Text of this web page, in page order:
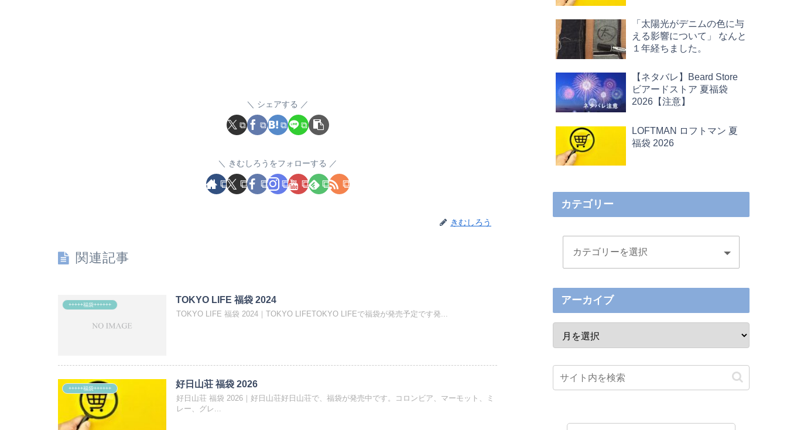
シェアする
きむしろうをフォローする
きむしろう
関連記事
+++++福袋++++++ TOKYO LIFE 福袋 2024
TOKYO LIFE 福袋 2024｜TOKYO LIFETOKYO LIFEで福袋が発売予定です発...
+++++福袋++++++ 好日山荘 福袋 2026
好日山荘 福袋 2026｜好日山荘好日山荘で、福袋が発売中です。コロンビア、マーモット、ミ
レー、グレ...
「太陽光がデニムの色に与
える影響について」 なんと
１年経ちました。
【ネタバレ】Beard Store
ビアードストア 夏福袋
2026【注意】
LOFTMAN ロフトマン 夏
福袋 2026
カテゴリー
アーカイブ